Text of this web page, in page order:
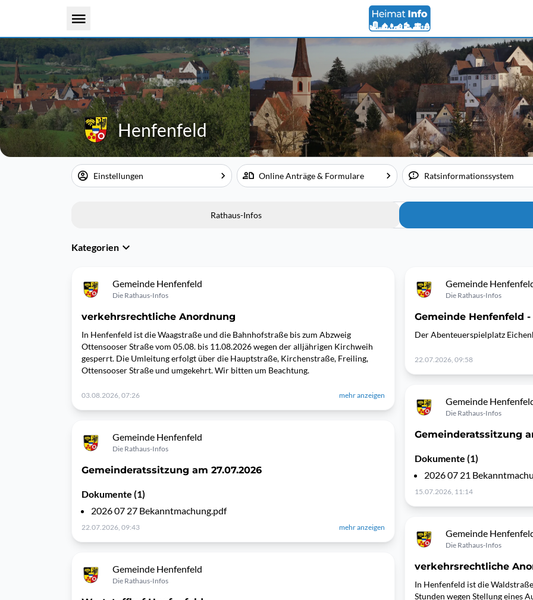
Henfenfeld
Einstellungen Online Anträge & Formulare Ratsinformationssystem
Rathaus-Infos
Kategorien
Gemeinde Henfenfeld
Die Rathaus-Infos
verkehrsrechtliche Anordnung
In Henfenfeld ist die Waagstraße und die Bahnhofstraße bis zum Abzweig
Ottensooser Straße vom 05.08. bis 11.08.2026 wegen der alljährigen Kirchweih
gesperrt. Die Umleitung erfolgt über die Hauptstraße, Kirchenstraße, Freiling,
Ottensooser Straße und umgekehrt. Wir bitten um Beachtung.
03.08.2026, 07:26 mehr anzeigen
Gemeinde Henfenfeld
Die Rathaus-Infos
Gemeinderatssitzung am 27.07.2026
Dokumente (1)
2026 07 27 Bekanntmachung.pdf
22.07.2026, 09:43 mehr anzeigen
Gemeinde Henfenfeld
Die Rathaus-Infos
Gemeinde
Die Rathaus-Infos
Gemeinde Henfenfeld
Der Abenteuerspielplatz
22.07.2026, 09:58
Gemeinde
Die Rathaus-Infos
Gemeinderatssitzung
Dokumente (1)
2026 07 21
15.07.2026, 11:14
Gemeinde
Die Rathaus-Infos
verkehrsrechtliche
In Henfenfeld ist die
Stunden wegen Stellung eines